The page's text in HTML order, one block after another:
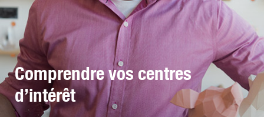
Comprendre vos centres
d’intérêt